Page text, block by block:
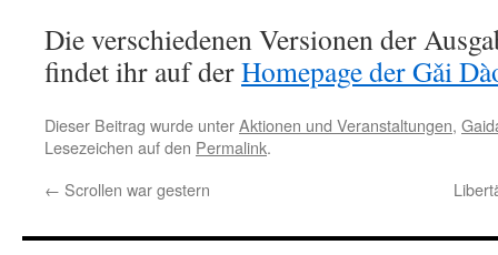
Die verschiedenen Versionen der
findet ihr auf derHomepage der Gǎi
Dieser Beitrag wurde unterAktionen und Veranstaltungen,
Lesezeichen auf den Permalink.
← Scrollen war gestern